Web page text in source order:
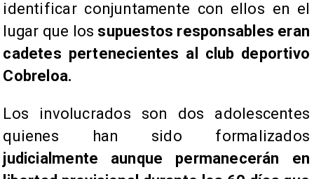
identificar conjuntamente con ellos en el
lugar que los supuestos responsables eran
cadetes pertenecientes al club deportivo
Cobreloa.
Los involucrados son dos adolescentes
quienes han sido formalizados
judicialmente aunque permanecerán en